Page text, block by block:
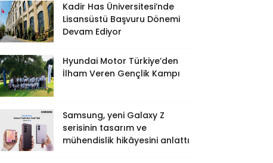
Kadir Has Üniversitesi’nde
Lisansüstü Başvuru Dönemi
Devam Ediyor
Hyundai Motor Türkiye’den
İlham Veren Gençlik Kampı
Samsung, yeni Galaxy Z
serisinin tasarım ve
mühendislik hikâyesini anlattı